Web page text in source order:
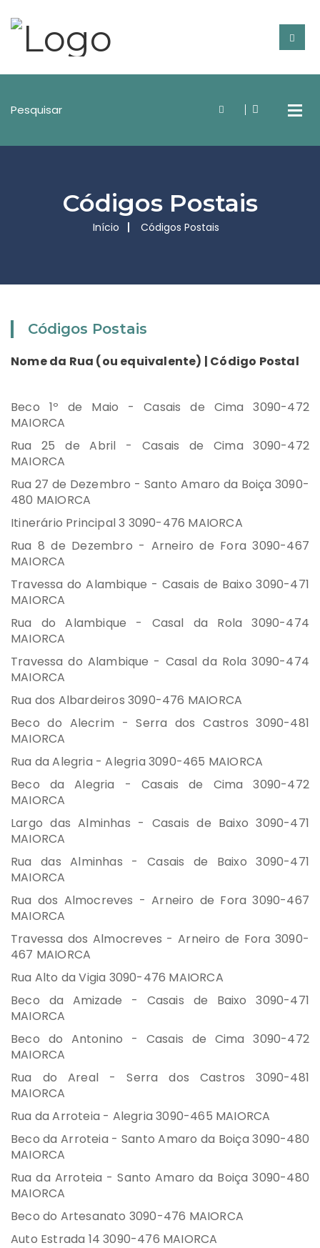
Códigos Postais
Início Códigos Postais
Códigos Postais
Nome da Rua (ou equivalente) | Código Postal
Beco 1º de Maio - Casais de Cima 3090-472
MAIORCA
Rua 25 de Abril - Casais de Cima 3090-472
MAIORCA
Rua 27 de Dezembro - Santo Amaro da Boiça 3090-
480 MAIORCA
Itinerário Principal 3 3090-476 MAIORCA
Rua 8 de Dezembro - Arneiro de Fora 3090-467
MAIORCA
Travessa do Alambique - Casais de Baixo 3090-471
MAIORCA
Rua do Alambique - Casal da Rola 3090-474
MAIORCA
Travessa do Alambique - Casal da Rola 3090-474
MAIORCA
Rua dos Albardeiros 3090-476 MAIORCA
Beco do Alecrim - Serra dos Castros 3090-481
MAIORCA
Rua da Alegria - Alegria 3090-465 MAIORCA
Beco da Alegria - Casais de Cima 3090-472
MAIORCA
Largo das Alminhas - Casais de Baixo 3090-471
MAIORCA
Rua das Alminhas - Casais de Baixo 3090-471
MAIORCA
Rua dos Almocreves - Arneiro de Fora 3090-467
MAIORCA
Travessa dos Almocreves - Arneiro de Fora 3090-
467 MAIORCA
Rua Alto da Vigia 3090-476 MAIORCA
Beco da Amizade - Casais de Baixo 3090-471
MAIORCA
Beco do Antonino - Casais de Cima 3090-472
MAIORCA
Rua do Areal - Serra dos Castros 3090-481
MAIORCA
Rua da Arroteia - Alegria 3090-465 MAIORCA
Beco da Arroteia - Santo Amaro da Boiça 3090-480
MAIORCA
Rua da Arroteia - Santo Amaro da Boiça 3090-480
MAIORCA
Beco do Artesanato 3090-476 MAIORCA
Auto Estrada 14 3090-476 MAIORCA